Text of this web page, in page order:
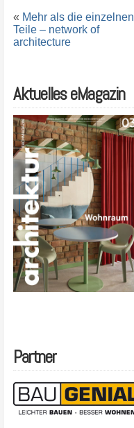
« Mehr als die einzelnen
Teile – network of
architecture
Aktuelles eMagazin
Partner